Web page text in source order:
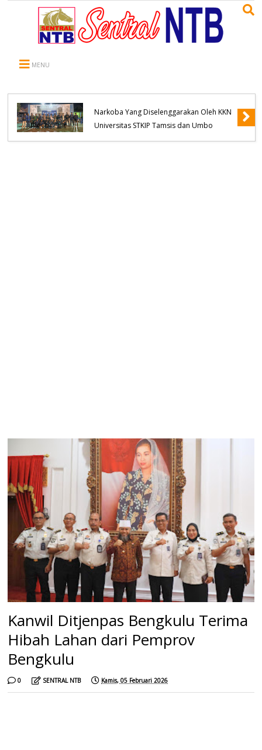
MENU
Narkoba Yang Diselenggarakan Oleh KKN
Universitas STKIP Tamsis dan Umbo
Kanwil Ditjenpas Bengkulu Terima
Hibah Lahan dari Pemprov
Bengkulu
0 SENTRAL NTB Kamis, 05 Februari 2026